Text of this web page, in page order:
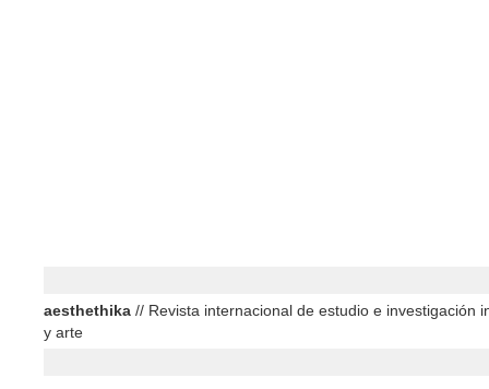
aesthethika // Revista internacional de estudio e investigación
y arte